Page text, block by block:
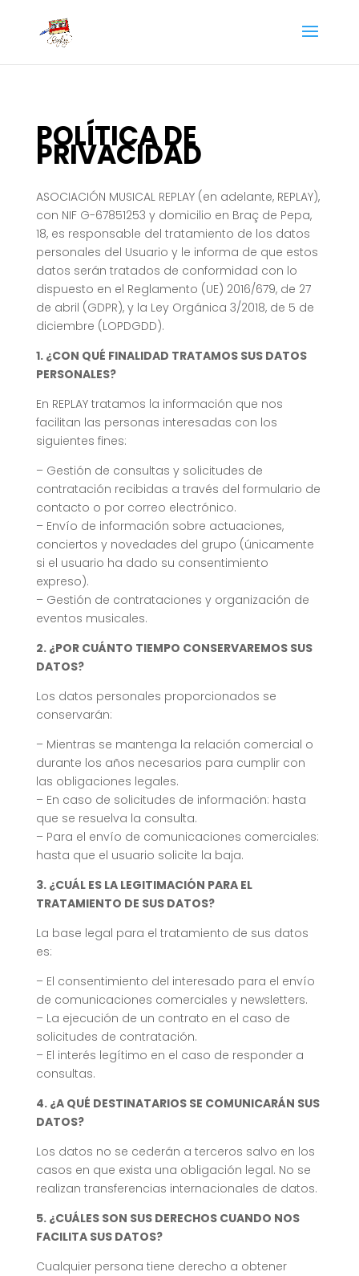
POLÍTICA DE
PRIVACIDAD
ASOCIACIÓN MUSICAL REPLAY (en adelante, REPLAY),
con NIF G-67851253 y domicilio en Braç de Pepa,
18, es responsable del tratamiento de los datos
personales del Usuario y le informa de que estos
datos serán tratados de conformidad con lo
dispuesto en el Reglamento (UE) 2016/679, de 27
de abril (GDPR), y la Ley Orgánica 3/2018, de 5 de
diciembre (LOPDGDD).
1. ¿CON QUÉ FINALIDAD TRATAMOS SUS DATOS
PERSONALES?
En REPLAY tratamos la información que nos
facilitan las personas interesadas con los
siguientes fines:
– Gestión de consultas y solicitudes de
contratación recibidas a través del formulario de
contacto o por correo electrónico.
– Envío de información sobre actuaciones,
conciertos y novedades del grupo (únicamente
si el usuario ha dado su consentimiento
expreso).
– Gestión de contrataciones y organización de
eventos musicales.
2. ¿POR CUÁNTO TIEMPO CONSERVAREMOS SUS
DATOS?
Los datos personales proporcionados se
conservarán:
– Mientras se mantenga la relación comercial o
durante los años necesarios para cumplir con
las obligaciones legales.
– En caso de solicitudes de información: hasta
que se resuelva la consulta.
– Para el envío de comunicaciones comerciales:
hasta que el usuario solicite la baja.
3. ¿CUÁL ES LA LEGITIMACIÓN PARA EL
TRATAMIENTO DE SUS DATOS?
La base legal para el tratamiento de sus datos
es:
– El consentimiento del interesado para el envío
de comunicaciones comerciales y newsletters.
– La ejecución de un contrato en el caso de
solicitudes de contratación.
– El interés legítimo en el caso de responder a
consultas.
4. ¿A QUÉ DESTINATARIOS SE COMUNICARÁN SUS
DATOS?
Los datos no se cederán a terceros salvo en los
casos en que exista una obligación legal. No se
realizan transferencias internacionales de datos.
5. ¿CUÁLES SON SUS DERECHOS CUANDO NOS
FACILITA SUS DATOS?
Cualquier persona tiene derecho a obtener